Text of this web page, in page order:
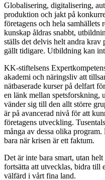
Globalisering, digitalisering,
produktion och jakt på
företagens och hela samhällets
kunskap åldras snabbt,
ställs det delvis helt andra krav
gällt tidigare. Utbildning kan
KK-stiftelsens
akademi och näringsliv att
nätbaserade kurser på delfart
en länk mellan spetsforskning,
vänder sig till den allt större
är på avancerad nivå för att
företagens utveckling.
många av dessa olika
bara när krisen är ett faktum.
Det är inte bara smart, utan
fortsätta att utvecklas, bidra till
välfärd i vårt fina land.